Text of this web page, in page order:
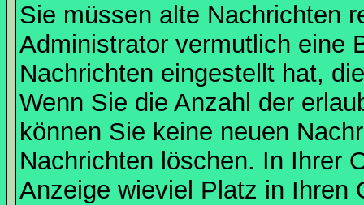
Sie müssen alte Nachrichten
Administrator vermutlich eine
Nachrichten eingestellt hat,
Wenn Sie die Anzahl der
können Sie keine neuen
Nachrichten löschen. In Ihrer
Anzeige wieviel Platz in Ihren